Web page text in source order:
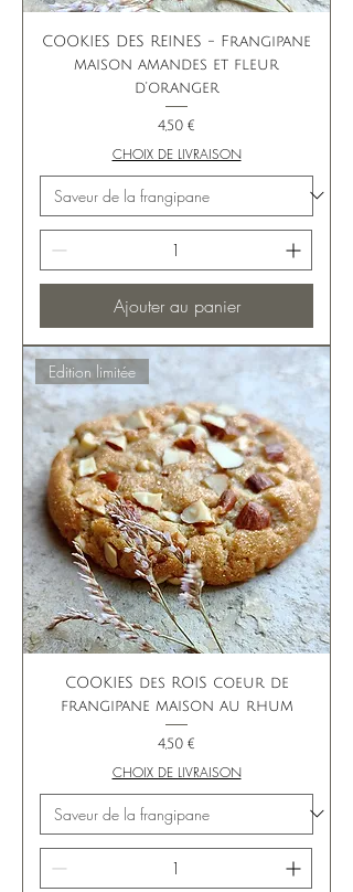
COOKIES DES REINES - Frangipane
maison amandes et fleur
d'oranger
Prix
4,50 €
CHOIX DE LIVRAISON
Ajouter au panier
Edition limitée
COOKIES des ROIS coeur de
frangipane maison au rhum
Prix
4,50 €
CHOIX DE LIVRAISON